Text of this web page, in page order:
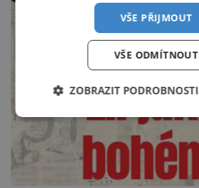
VŠE PŘIJMOUT
VŠE ODMÍTNOUT
ZOBRAZIT PODROBNOSTI